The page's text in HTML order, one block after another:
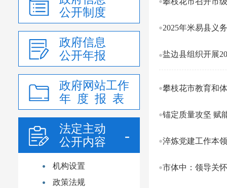
公开制度
政府信息
公开年报
政府网站工作
年 度 报 表
法定主动
公开内容
机构设置
政策法规
2025年米易县义
盐边县组织开展
攀枝花市教育和
锚定质量攻坚 赋
淬炼党建工作本
市体中：领导关